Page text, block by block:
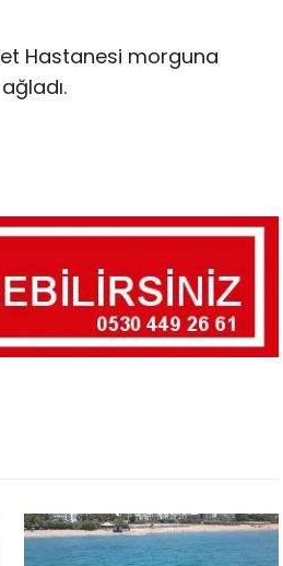
Hastanesi morguna